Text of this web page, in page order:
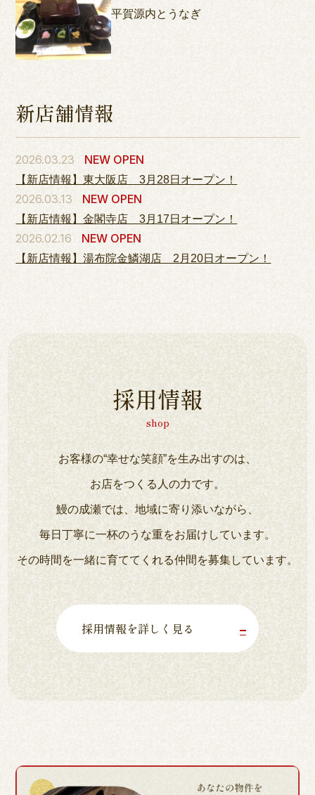
平賀源内とうなぎ
新店舗情報
2026.03.23 NEW OPEN
【新店情報】東大阪店 3月28日オープン！
2026.03.13 NEW OPEN
【新店情報】金閣寺店 3月17日オープン！
2026.02.16 NEW OPEN
【新店情報】湯布院金鱗湖店 2月20日オープン！
採用情報
shop
お客様の“幸せな笑顔”を生み出すのは、
お店をつくる人の力です。
鰻の成瀬では、地域に寄り添いながら、
毎日丁寧に一杯のうな重をお届けしています。
その時間を一緒に育ててくれる仲間を募集しています。
採用情報を詳しく見る